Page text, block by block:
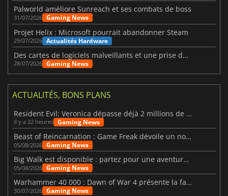
Palworld améliore Sunreach et ses combats de boss
31/07/2026 Gaming News
Projet Helix : Microsoft pourrait abandonner Steam
29/07/2026 Actualités Hardware
Des cartes de logiciels malveillants et une prise de contrôle de Discord ont touché Meccha Chameleon
28/07/2026 Gaming News
ACTUALITÉS, BONS PLANS
Resident Evil: Veronica dépasse déjà 2 millions de wishlists
il y a 22 heures Gaming News
Beast of Reincarnation : Game Freak dévoile un nouveau pari
05/08/2026 Gaming News
Big Walk est disponible : partez pour une aventure entre amis
05/08/2026 Gaming News
Warhammer 40 000 : Dawn of War 4 présente la faction des Nécrons
30/07/2026 Gaming News